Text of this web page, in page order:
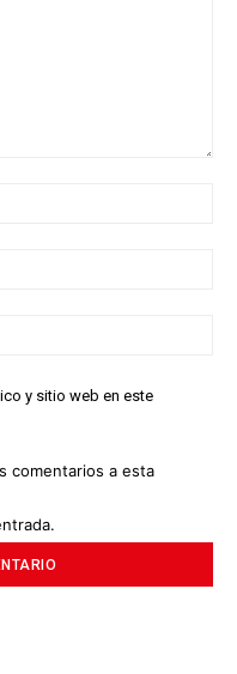
y sitio web en este
comentarios a esta